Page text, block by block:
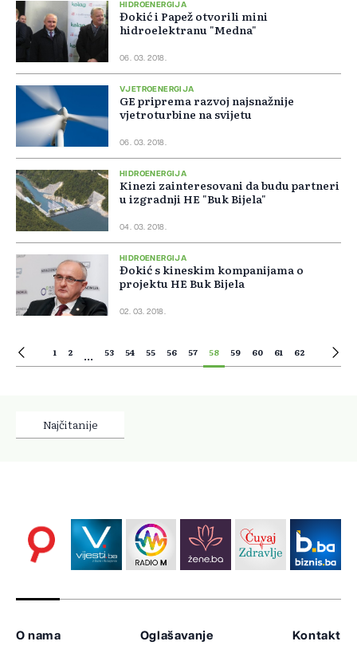
HIDROENERGIJA
Đokić i Papež otvorili mini
hidroelektranu "Medna"
06. 03. 2018.
VJETROENERGIJA
GE priprema razvoj najsnažnije
vjetroturbine na svijetu
06. 03. 2018.
HIDROENERGIJA
Kinezi zainteresovani da budu partneri
u izgradnji HE "Buk Bijela"
04. 03. 2018.
HIDROENERGIJA
Đokić s kineskim kompanijama o
projektu HE Buk Bijela
02. 03. 2018.
1 2 ... 53 54 55 56 57 58 59 60 61 62
Najčitanije
O nama Oglašavanje Kontakt